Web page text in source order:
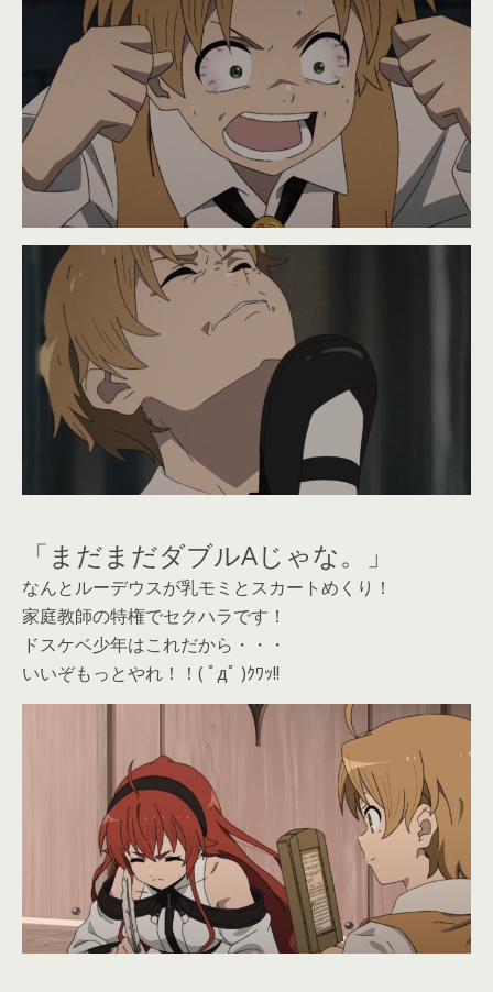
「まだまだダブルAじゃな。」
なんとルーデウスが乳モミとスカートめくり！
家庭教師の特権でセクハラです！
ドスケベ少年はこれだから・・・
いいぞもっとやれ！！( ﾟдﾟ )ｸﾜｯ!!